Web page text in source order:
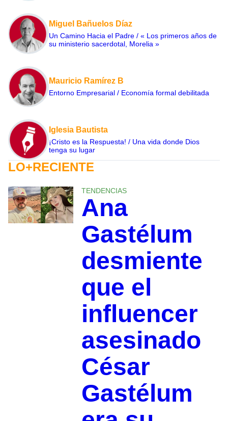
Miguel Bañuelos Díaz
Un Camino Hacia el Padre / « Los primeros años de
su ministerio sacerdotal, Morelia »
Mauricio Ramírez B
Entorno Empresarial / Economía formal debilitada
Iglesia Bautista
¡Cristo es la Respuesta! / Una vida donde Dios
tenga su lugar
LO+RECIENTE
TENDENCIAS
Ana
Gastélum
desmiente
que el
influencer
asesinado
César
Gastélum